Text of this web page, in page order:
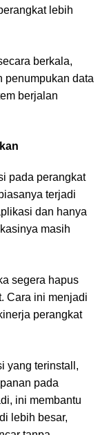
lebih
berkala,
penumpukan data
berjalan
pada perangkat
terjadi
dan hanya
masih
segera hapus
Cara ini menjadi
perangkat
yang terinstall,
pada
ini membantu
lebih besar,